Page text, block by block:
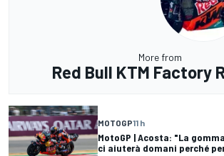
More from
Red Bull KTM Factory
MOTOGP11 h
MotoGP | Acosta: "La
ci aiuterà domani perché